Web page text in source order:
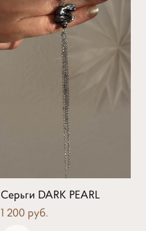
Серьги DARK PEARL
1 200 pуб.